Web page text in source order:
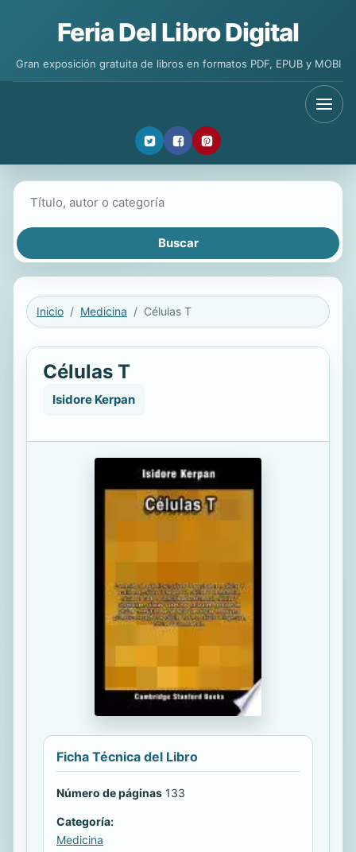
Feria Del Libro Digital
Gran exposición gratuita de libros en formatos PDF, EPUB y MOBI
Inicio Medicina Células T
Células T
Isidore Kerpan
Ficha Técnica del Libro
Número de páginas 133
Categoría:
Medicina